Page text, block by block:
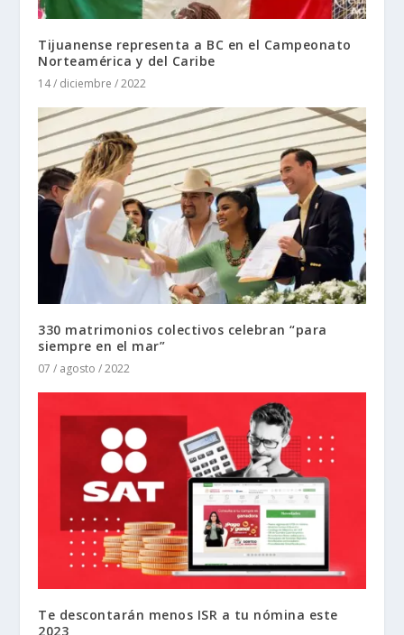
Tijuanense representa a BC en el Campeonato
Norteamérica y del Caribe
14 / diciembre / 2022
330 matrimonios colectivos celebran “para
siempre en el mar”
07 / agosto / 2022
Te descontarán menos ISR a tu nómina este
2023